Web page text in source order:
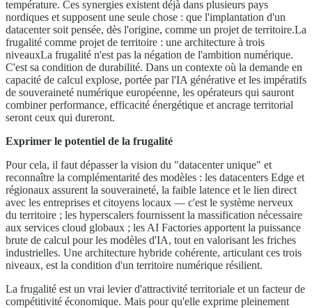
température. Ces synergies existent déjà dans plusieurs pays
nordiques et supposent une seule chose : que l'implantation d'un
datacenter soit pensée, dès l'origine, comme un projet de territoire.La
frugalité comme projet de territoire : une architecture à trois
niveauxLa frugalité n'est pas la négation de l'ambition numérique.
C'est sa condition de durabilité. Dans un contexte où la demande en
capacité de calcul explose, portée par l'IA générative et les impératifs
de souveraineté numérique européenne, les opérateurs qui sauront
combiner performance, efficacité énergétique et ancrage territorial
seront ceux qui dureront.
Exprimer le potentiel de la frugalité
Pour cela, il faut dépasser la vision du "datacenter unique" et
reconnaître la complémentarité des modèles : les datacenters Edge et
régionaux assurent la souveraineté, la faible latence et le lien direct
avec les entreprises et citoyens locaux — c'est le système nerveux
du territoire ; les hyperscalers fournissent la massification nécessaire
aux services cloud globaux ; les AI Factories apportent la puissance
brute de calcul pour les modèles d'IA, tout en valorisant les friches
industrielles. Une architecture hybride cohérente, articulant ces trois
niveaux, est la condition d'un territoire numérique résilient.
La frugalité est un vrai levier d'attractivité territoriale et un facteur de
compétitivité économique. Mais pour qu'elle exprime pleinement